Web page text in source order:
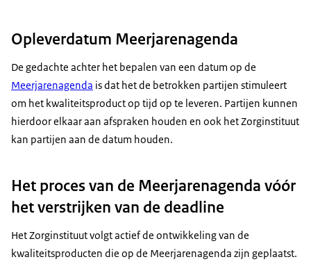
Opleverdatum Meerjarenagenda
De gedachte achter het bepalen van een datum op de
Meerjarenagenda is dat het de betrokken partijen stimuleert
om het kwaliteitsproduct op tijd op te leveren. Partijen kunnen
hierdoor elkaar aan afspraken houden en ook het Zorginstituut
kan partijen aan de datum houden.
Het proces van de Meerjarenagenda vóór
het verstrijken van de deadline
Het Zorginstituut volgt actief de ontwikkeling van de
kwaliteitsproducten die op de Meerjarenagenda zijn geplaatst.